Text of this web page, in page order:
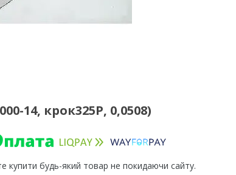
14, крок325Р, 0,0508)
купити будь-який товар не покидаючи сайту.